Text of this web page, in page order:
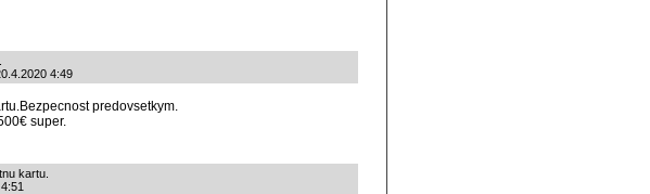
4:49
predovsetkym.
super.
kartu.